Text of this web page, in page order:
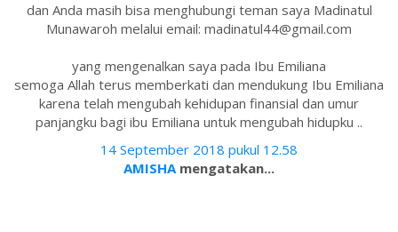
dan Anda masih bisa menghubungi teman saya Madinatul
Munawaroh melalui email: madinatul44@gmail.com
yang mengenalkan saya pada Ibu Emiliana
semoga Allah terus memberkati dan mendukung Ibu Emiliana
karena telah mengubah kehidupan finansial dan umur
panjangku bagi ibu Emiliana untuk mengubah hidupku ..
14 September 2018 pukul 12.58
AMISHAmengatakan...